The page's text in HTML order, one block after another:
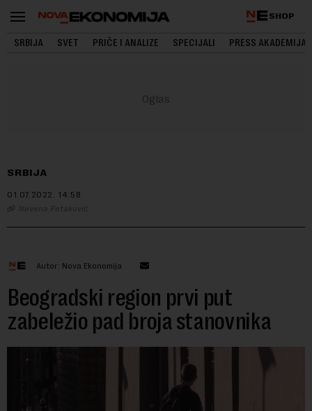
SHOP
SRBIJA SVET PRIČE I ANALIZE SPECIJALI PRESS AKADEMIJA
SRBIJA
01.07.2022. 14:58
Nevena Petaković
Autor: Nova Ekonomija
Beogradski region prvi put
zabeležio pad broja stanovnika